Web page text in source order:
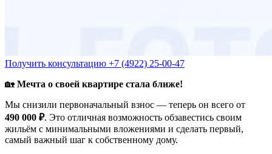
Получить консультацию +7 (4922) 25-00-47
🏡 Мечта о своей квартире стала ближе!
Мы снизили первоначальный взнос — теперь он всего от
490 000 ₽. Это отличная возможность обзавестись своим
жильём с минимальными вложениями и сделать первый,
самый важный шаг к собственному дому.